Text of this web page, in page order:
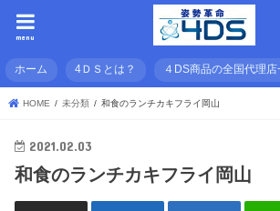
menu
ホーム 4ＤＳとは？ ４DS商品の全国代理店
HOME 未分類 和食のランチカキフライ岡山
2021.02.03
和食のランチカキフライ岡山